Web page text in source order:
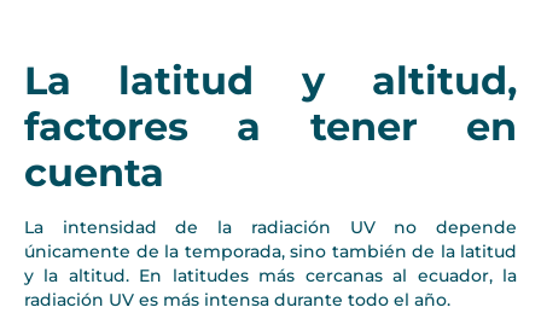
La latitud y altitud,
factores a tener en
cuenta
La intensidad de la radiación UV no depende
únicamente de la temporada, sino también de la latitud
y la altitud. En latitudes más cercanas al ecuador, la
radiación UV es más intensa durante todo el año.